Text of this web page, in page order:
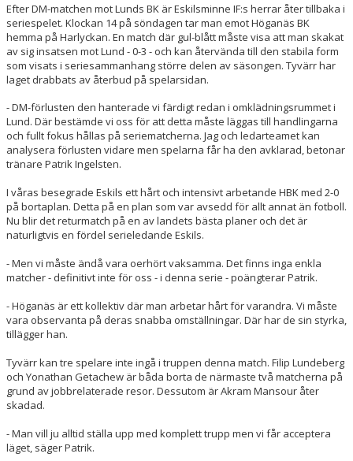
Efter DM-matchen mot Lunds BK är Eskilsminne IF:s herrar åter tillbaka i
seriespelet. Klockan 14 på söndagen tar man emot Höganäs BK
hemma på Harlyckan. En match där gul-blått måste visa att man skakat
av sig insatsen mot Lund - 0-3 - och kan återvända till den stabila form
som visats i seriesammanhang större delen av säsongen. Tyvärr har
laget drabbats av återbud på spelarsidan.
- DM-förlusten den hanterade vi färdigt redan i omklädningsrummet i
Lund. Där bestämde vi oss för att detta måste läggas till handlingarna
och fullt fokus hållas på seriematcherna. Jag och ledarteamet kan
analysera förlusten vidare men spelarna får ha den avklarad, betonar
tränare Patrik Ingelsten.
I våras besegrade Eskils ett hårt och intensivt arbetande HBK med 2-0
på bortaplan. Detta på en plan som var avsedd för allt annat än fotboll.
Nu blir det returmatch på en av landets bästa planer och det är
naturligtvis en fördel serieledande Eskils.
- Men vi måste ändå vara oerhört vaksamma. Det finns inga enkla
matcher - definitivt inte för oss - i denna serie - poängterar Patrik.
- Höganäs är ett kollektiv där man arbetar hårt för varandra. Vi måste
vara observanta på deras snabba omställningar. Där har de sin styrka,
tillägger han.
Tyvärr kan tre spelare inte ingå i truppen denna match. Filip Lundeberg
och Yonathan Getachew är båda borta de närmaste två matcherna på
grund av jobbrelaterade resor. Dessutom är Akram Mansour åter
skadad.
- Man vill ju alltid ställa upp med komplett trupp men vi får acceptera
läget, säger Patrik.